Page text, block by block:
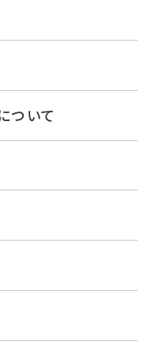
ついて